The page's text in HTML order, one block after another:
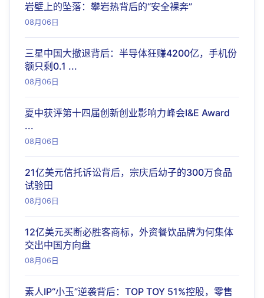
岩壁上的坠落：攀岩热背后的“安全裸奔”
08月06日
三星中国大撤退背后：半导体狂赚4200亿，手机份
额只剩0.1 ...
08月06日
夏中获评第十四届创新创业影响力峰会I&E Award
...
08月06日
21亿美元信托诉讼背后，宗庆后幼子的300万食品
试验田
08月06日
12亿美元买断必胜客商标，外资餐饮品牌为何集体
交出中国方向盘
08月06日
素人IP“小玉”逆袭背后：TOP TOY 51%控股，零售